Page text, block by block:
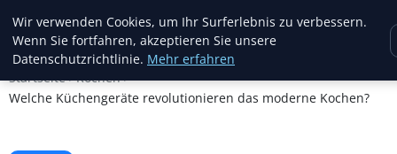
Crema Gelato
Startseite
Kochen
Welche Küchengeräte revolutionieren das moderne Kochen?
Wir verwenden Cookies, um Ihr Surferlebnis zu verbessern.
Wenn Sie fortfahren, akzeptieren Sie unsere
Datenschutzrichtlinie. Mehr erfahren